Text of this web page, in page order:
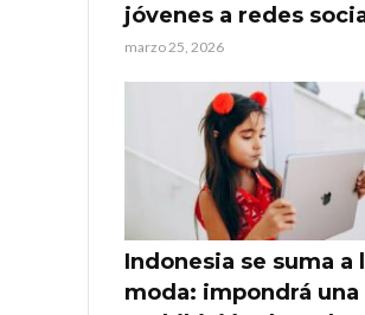
jóvenes a redes
marzo 25, 2026
Indonesia se suma a
moda: impondrá una